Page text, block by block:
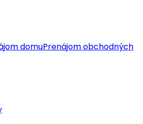
domuPrenájom obchodných